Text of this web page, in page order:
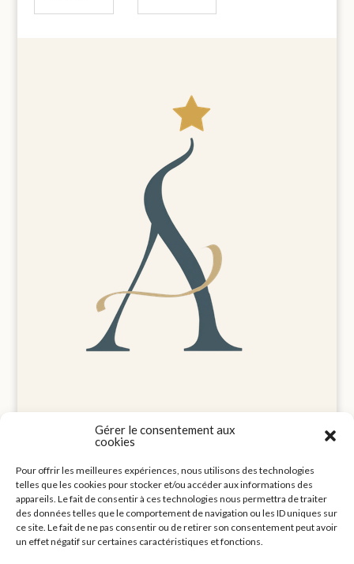
Gérer le consentement aux
cookies
Pour offrir les meilleures expériences, nous utilisons des technologies
telles que les cookies pour stocker et/ou accéder aux informations des
appareils. Le fait de consentir à ces technologies nous permettra de traiter
des données telles que le comportement de navigation ou les ID uniques sur
ce site. Le fait de ne pas consentir ou de retirer son consentement peut avoir
un effet négatif sur certaines caractéristiques et fonctions.
Mentions légales
Politique de cookies (UE)
Contact